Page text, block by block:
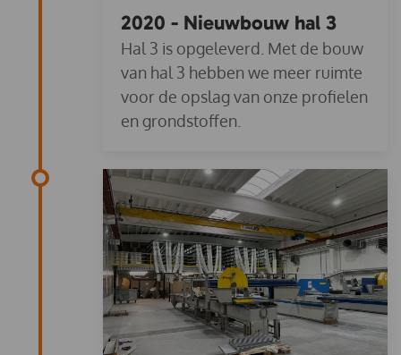
2020 - Nieuwbouw hal 3
Hal 3 is opgeleverd. Met de bouw
van hal 3 hebben we meer ruimte
voor de opslag van onze profielen
en grondstoffen.